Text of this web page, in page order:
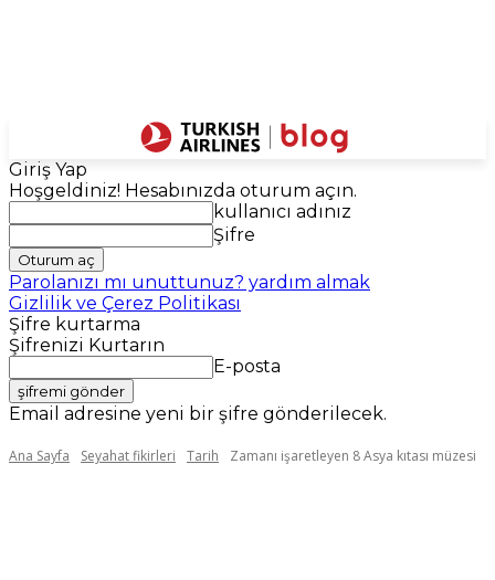
Giriş Yap
Hoşgeldiniz! Hesabınızda oturum açın.
kullanıcı adınız
Şifre
Parolanızı mı unuttunuz? yardım almak
Gizlilik ve Çerez Politikası
Şifre kurtarma
Şifrenizi Kurtarın
E-posta
Email adresine yeni bir şifre gönderilecek.
Ana Sayfa Seyahat fikirleri Tarih Zamanı işaretleyen 8 Asya kıtası müzesi